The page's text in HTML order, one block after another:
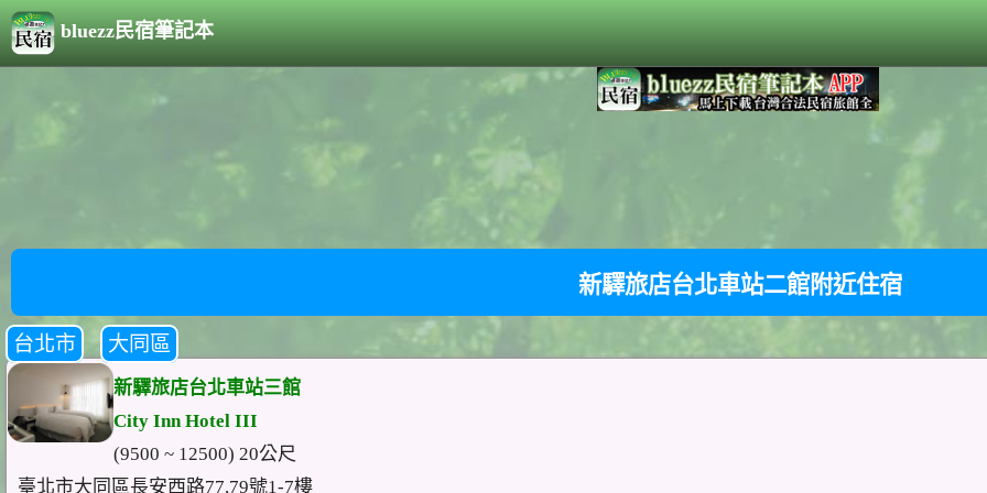
bluezz民宿筆記本
新驛旅店台北車站二館附近住宿
台北市 大同區
新驛旅店台北車站三館
City Inn Hotel III
(9500 ~ 12500) 20公尺
臺北市大同區長安西路77,79號1-7樓